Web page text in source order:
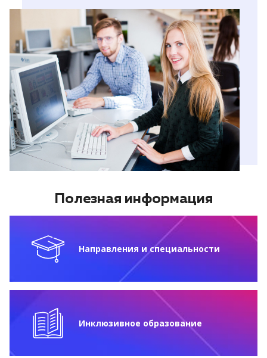
Полезная информация
Направления и специальности
Инклюзивное образование